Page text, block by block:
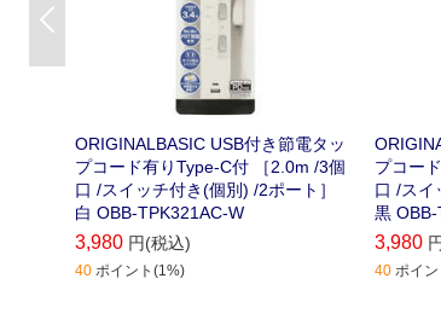
ORIGINALBASIC USB付き節電タッ
プコード有りType-C付 ［2.0m /3個
口 /スイッチ付き(個別) /2ポート］
白 OBB-TPK321AC-W
3,980 円(税込)
40 ポイント(1%)
プコー
口 /スイ
黒
3,980
40 ポイ